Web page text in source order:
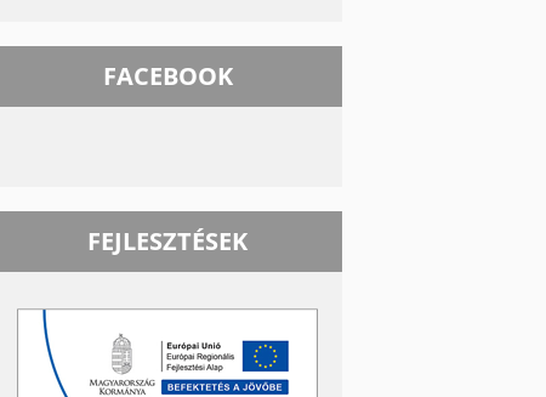
FACEBOOK
FEJLESZTÉSEK